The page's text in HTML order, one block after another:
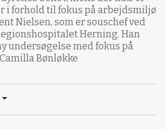
i forhold til fokus på arbejdsmiljø
Nielsen, som er souschef ved
Herning. Han
undersøgelse med fokus på
Bønløkke